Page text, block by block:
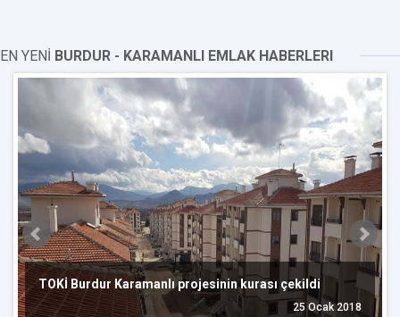
EN YENİ BURDUR - KARAMANLI EMLAK HABERLERI
TOKİ Burdur Karamanlı projesinin kurası çekildi
25 Ocak 2018